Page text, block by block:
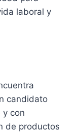
laboral y
candidato
y con
de productos